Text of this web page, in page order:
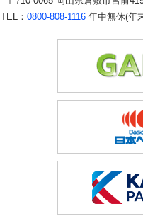
TEL： 0800-808-1116 年中無休(年